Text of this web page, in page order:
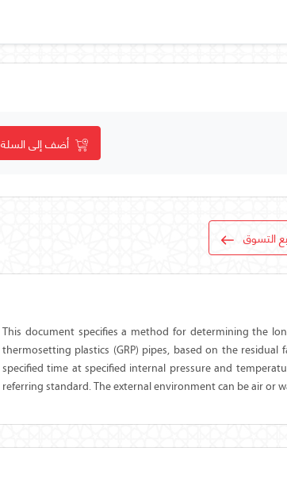
أضف إلى السلة
التسوق
This document specifies a method for determining the
thermosetting plastics (GRP) pipes, based on the
specified time at specified internal pressure and
referring standard. The external environment can be air or